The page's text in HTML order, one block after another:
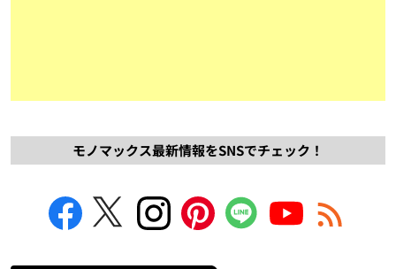
モノマックス最新情報をSNSでチェック！